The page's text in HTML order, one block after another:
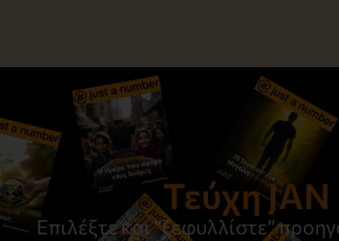
Τεύχη JAN
Επιλέξτε και “ξεφυλλίστε”